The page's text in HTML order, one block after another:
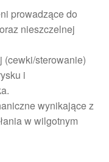
prowadzące do
nieszczelnej
(cewki/sterowanie)
i
wynikające z
w wilgotnym